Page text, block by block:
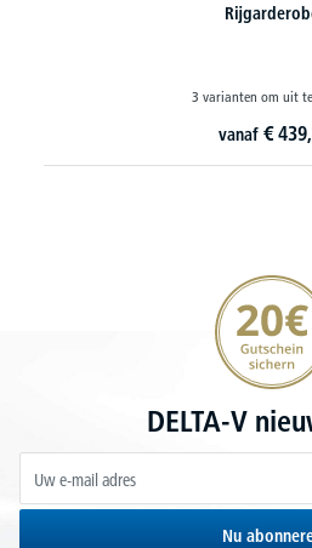
Whiteboard DELTA-BOARD
23 varianten om uit
vanaf€ 14,
20€ korting
DELTA-V
Nu